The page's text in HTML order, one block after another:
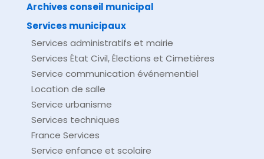
Archives conseil municipal
Services municipaux
Services administratifs et mairie
Services État Civil, Élections et Cimetières
Service communication événementiel
Location de salle
Service urbanisme
Services techniques
France Services
Service enfance et scolaire